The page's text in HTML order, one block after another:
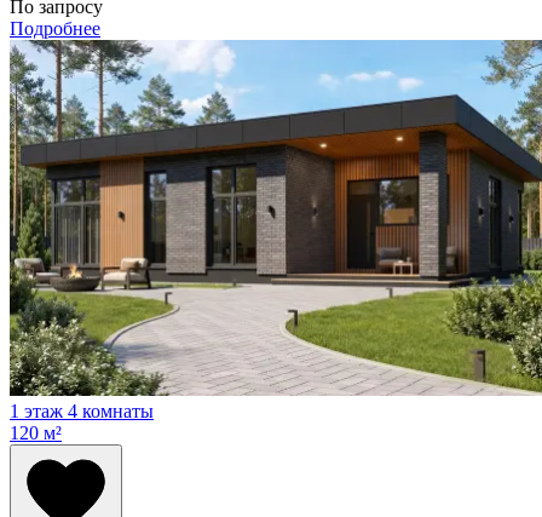
По запросу
Подробнее
1 этаж 4 комнаты
120 м²